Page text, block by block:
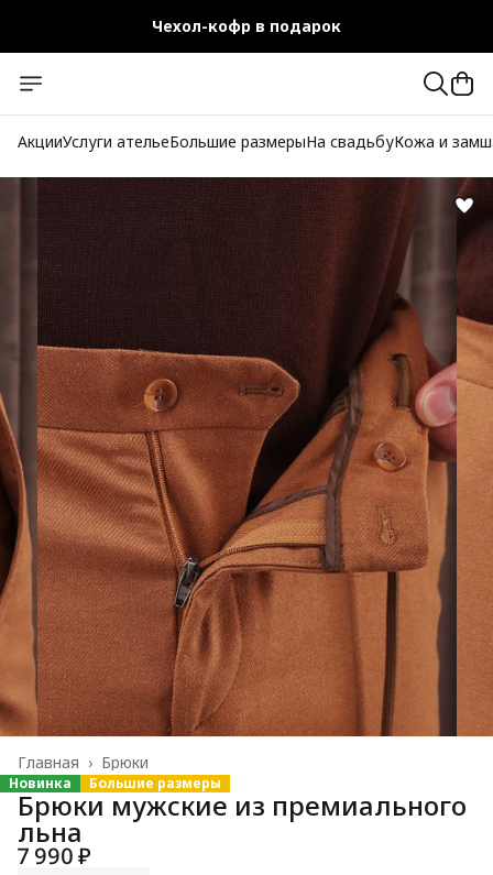
Чехол-кофр в подарок
Бесплатная доставка при заказе от 10 000 руб.
АкцииУслуги ательеБольшие размерыНа свадьбуКожа и
Брюки
Главная ›
Новинка Большие размеры
Брюки мужские из премиального
льна
7 990 ₽